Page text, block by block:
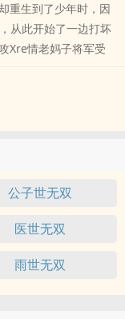
重生到了少年时，因
从此开始了一边打坏
Xre情老妈子将军受
公子世无双
医世无双
雨世无双